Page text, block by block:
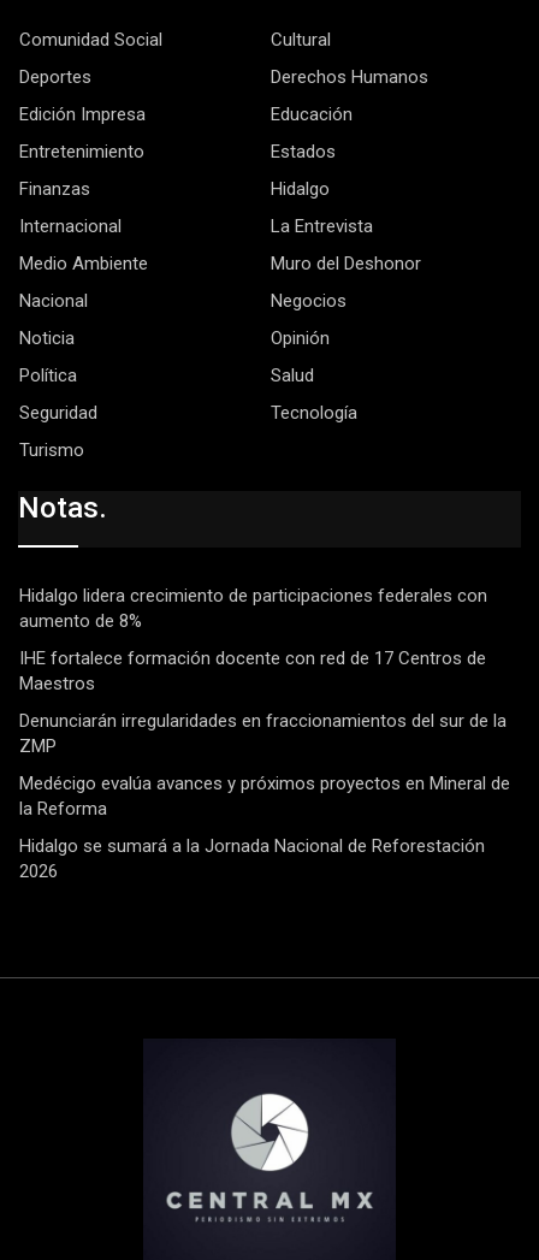
Comunidad Social
Cultural
Deportes
Derechos Humanos
Edición Impresa
Educación
Entretenimiento
Estados
Finanzas
Hidalgo
Internacional
La Entrevista
Medio Ambiente
Muro del Deshonor
Nacional
Negocios
Noticia
Opinión
Política
Salud
Seguridad
Tecnología
Turismo
Notas.
Hidalgo lidera crecimiento de participaciones federales con
aumento de 8%
IHE fortalece formación docente con red de 17 Centros de
Maestros
Denunciarán irregularidades en fraccionamientos del sur de la
ZMP
Medécigo evalúa avances y próximos proyectos en Mineral de
la Reforma
Hidalgo se sumará a la Jornada Nacional de Reforestación
2026